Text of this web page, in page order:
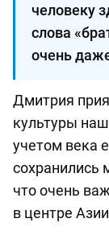
человеку
слова
очень
Дмитрия
культуры
учетом века
сохранились
что очень
в центре